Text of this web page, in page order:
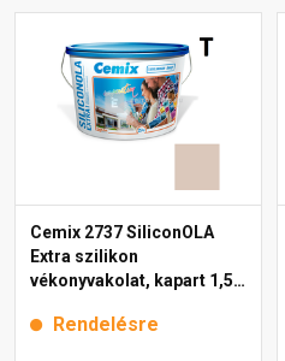
Cemix 2737 SiliconOLA
Extra szilikon
vékonyvakolat, kapart 1,5
Rendelésre